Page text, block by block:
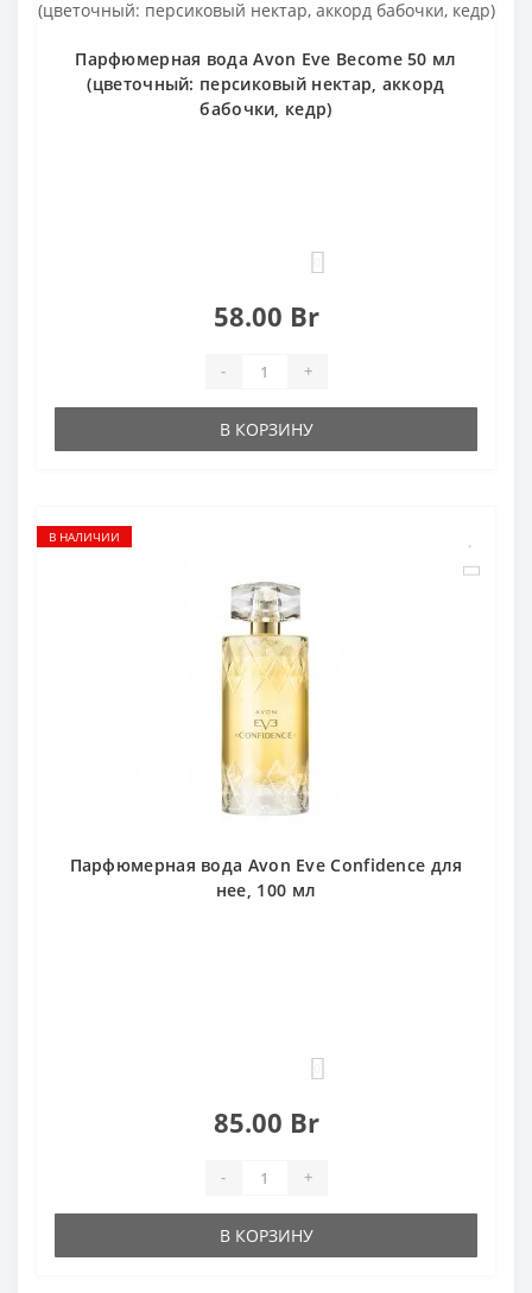
Парфюмерная вода Avon Eve Become 50 мл
(цветочный: персиковый нектар, аккорд
бабочки, кедр)
58.00 Br
- +
В КОРЗИНУ
В НАЛИЧИИ
Парфюмерная вода Avon Eve Confidence для
нее, 100 мл
85.00 Br
- +
В КОРЗИНУ